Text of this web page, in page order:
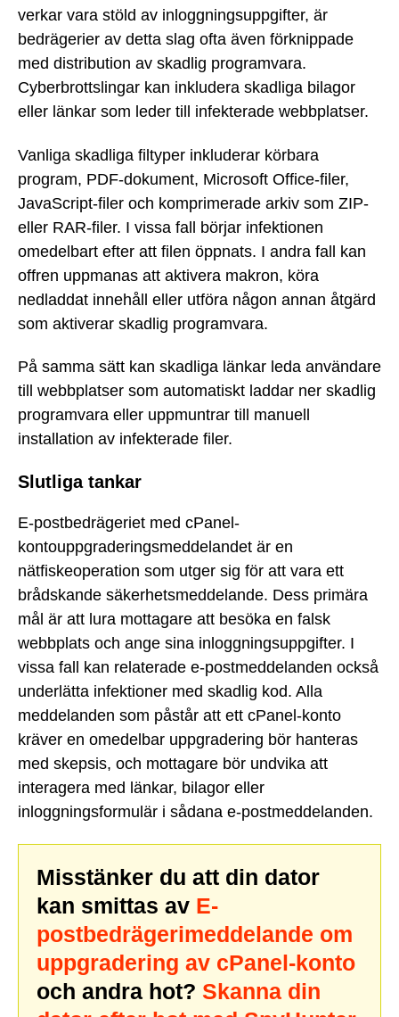
verkar vara stöld av inloggningsuppgifter, är
bedrägerier av detta slag ofta även förknippade
med distribution av skadlig programvara.
Cyberbrottslingar kan inkludera skadliga bilagor
eller länkar som leder till infekterade webbplatser.
Vanliga skadliga filtyper inkluderar körbara
program, PDF-dokument, Microsoft Office-filer,
JavaScript-filer och komprimerade arkiv som ZIP-
eller RAR-filer. I vissa fall börjar infektionen
omedelbart efter att filen öppnats. I andra fall kan
offren uppmanas att aktivera makron, köra
nedladdat innehåll eller utföra någon annan åtgärd
som aktiverar skadlig programvara.
På samma sätt kan skadliga länkar leda användare
till webbplatser som automatiskt laddar ner skadlig
programvara eller uppmuntrar till manuell
installation av infekterade filer.
Slutliga tankar
E-postbedrägeriet med cPanel-
kontouppgraderingsmeddelandet är en
nätfiskeoperation som utger sig för att vara ett
brådskande säkerhetsmeddelande. Dess primära
mål är att lura mottagare att besöka en falsk
webbplats och ange sina inloggningsuppgifter. I
vissa fall kan relaterade e-postmeddelanden också
underlätta infektioner med skadlig kod. Alla
meddelanden som påstår att ett cPanel-konto
kräver en omedelbar uppgradering bör hanteras
med skepsis, och mottagare bör undvika att
interagera med länkar, bilagor eller
inloggningsformulär i sådana e-postmeddelanden.
Misstänker du att din dator
kan smittas av E-
postbedrägerimeddelande om
uppgradering av cPanel-konto
och andra hot? Skanna din